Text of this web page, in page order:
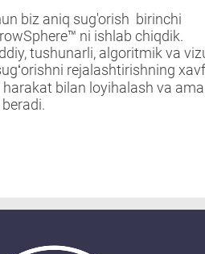
biz aniq sug'orish birinchi
ni ishlab chiqdik.
tushunarli, algoritmik va
rejalashtirishning
bilan loyihalash va